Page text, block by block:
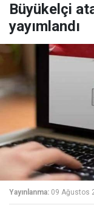
Büyükelçi
yayımlandı
Yayınlanma: 09 Ağustos